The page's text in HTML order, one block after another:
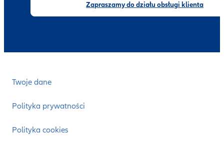
Zapraszamy do działu obsługi klienta
Twoje dane
Polityka prywatności
Polityka cookies